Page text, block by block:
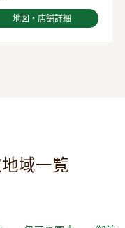
地図・店舗詳細
域一覧